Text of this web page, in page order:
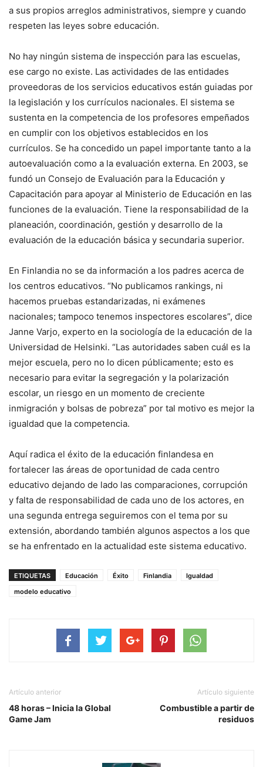
a sus propios arreglos administrativos, siempre y cuando
respeten las leyes sobre educación.
No hay ningún sistema de inspección para las escuelas,
ese cargo no existe. Las actividades de las entidades
proveedoras de los servicios educativos están guiadas por
la legislación y los currículos nacionales. El sistema se
sustenta en la competencia de los profesores empeñados
en cumplir con los objetivos establecidos en los
currículos. Se ha concedido un papel importante tanto a la
autoevaluación como a la evaluación externa. En 2003, se
fundó un Consejo de Evaluación para la Educación y
Capacitación para apoyar al Ministerio de Educación en las
funciones de la evaluación. Tiene la responsabilidad de la
planeación, coordinación, gestión y desarrollo de la
evaluación de la educación básica y secundaria superior.
En Finlandia no se da información a los padres acerca de
los centros educativos. “No publicamos rankings, ni
hacemos pruebas estandarizadas, ni exámenes
nacionales; tampoco tenemos inspectores escolares”, dice
Janne Varjo, experto en la sociología de la educación de la
Universidad de Helsinki. “Las autoridades saben cuál es la
mejor escuela, pero no lo dicen públicamente; esto es
necesario para evitar la segregación y la polarización
escolar, un riesgo en un momento de creciente
inmigración y bolsas de pobreza” por tal motivo es mejor la
igualdad que la competencia.
Aquí radica el éxito de la educación finlandesa en
fortalecer las áreas de oportunidad de cada centro
educativo dejando de lado las comparaciones, corrupción
y falta de responsabilidad de cada uno de los actores, en
una segunda entrega seguiremos con el tema por su
extensión, abordando también algunos aspectos a los que
se ha enfrentado en la actualidad este sistema educativo.
ETIQUETAS Educación Éxito Finlandia
Igualdad
modelo educativo
Artículo anterior
48 horas – Inicia la Global
Game Jam
Artículo siguiente
Combustible a partir de
residuos